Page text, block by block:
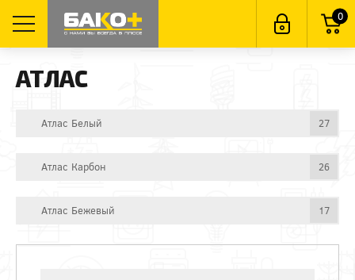
0
АТЛАС
Атлас Белый 27
Атлас Карбон 26
Атлас Бежевый 17